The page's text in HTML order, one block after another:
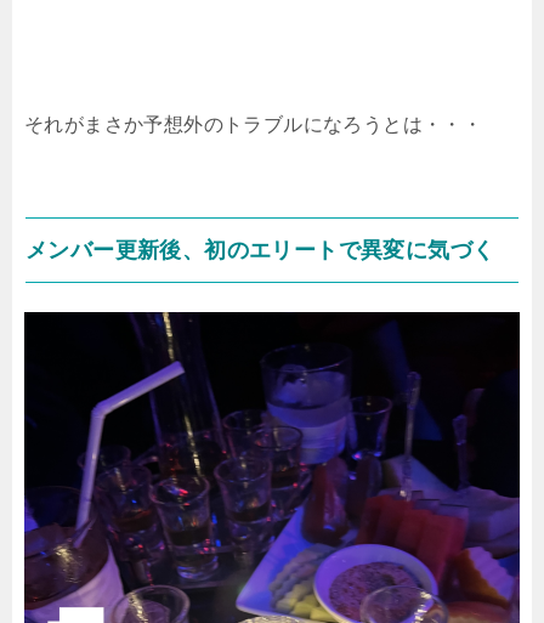
それがまさか予想外のトラブルになろうとは・・・
メンバー更新後、初のエリートで異変に気づく